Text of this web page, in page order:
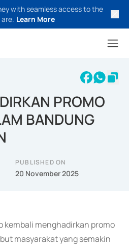
with seamless access to the
Learn More
PROMO
BANDUNG
PUBLISHED ON
20 November 2025
kembali menghadirkan promo
masyarakat yang semakin